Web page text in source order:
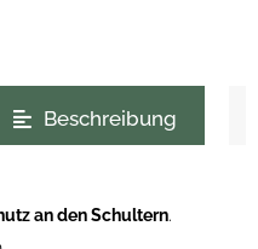
Beschreibung
an den Schultern.